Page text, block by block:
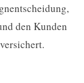
den Kunden